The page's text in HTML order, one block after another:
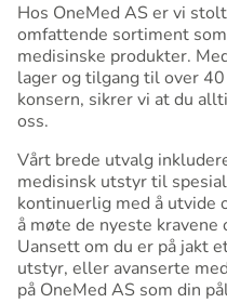
Hos OneMed AS er vi
omfattende sortiment
medisinske produkter.
lager og tilgang til over
konsern, sikrer vi at du
oss.
Vårt brede utvalg
medisinsk utstyr til
kontinuerlig med å utvide
å møte de nyeste
Uansett om du er på jakt
utstyr, eller avanserte
på OneMed AS som din